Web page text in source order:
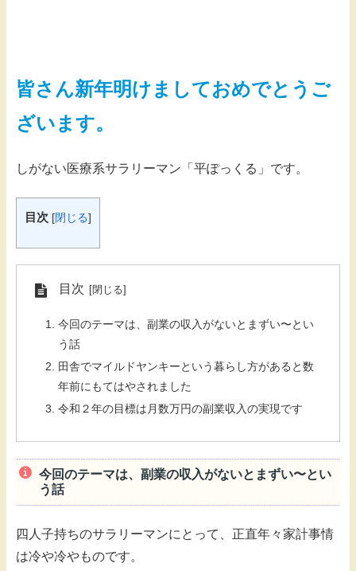
皆さん新年明けましておめでとうご
ざいます。
しがない医療系サラリーマン「平ぽっくる」です。
目次 [閉じる]
目次
今回のテーマは、副業の収入がないとまずい〜とい
う話
田舎でマイルドヤンキーという暮らし方があると数
年前にもてはやされました
令和２年の目標は月数万円の副業収入の実現です
今回のテーマは、副業の収入がないとまずい〜とい
う話
四人子持ちのサラリーマンにとって、正直年々家計事情
は冷や冷やものです。